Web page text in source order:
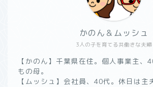
3人の子を育てる共働きな夫婦
かのん＆ムッシュ
【かのん】千葉県在住。個人事業主、
もの母。
【ムッシュ】会社員、40代。休日は主